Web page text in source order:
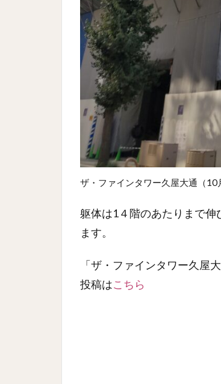
ザ・ファインタワー久屋大通（
躯体は1４階のあたりまで
ます。
「ザ・ファインタワー久屋
投稿はこちら